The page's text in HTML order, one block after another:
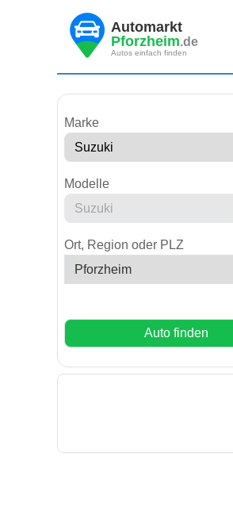
Automarkt
Pforzheim.de
Autos einfach finden
Marke
Modelle
Ort, Region oder PLZ
Auto finden